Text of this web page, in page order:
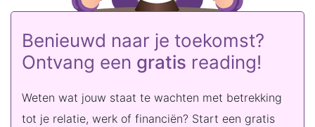
Benieuwd naar je toekomst?
Ontvang een gratis reading!
Weten wat jouw staat te wachten met betrekking
tot je relatie, werk of financiën? Start een gratis